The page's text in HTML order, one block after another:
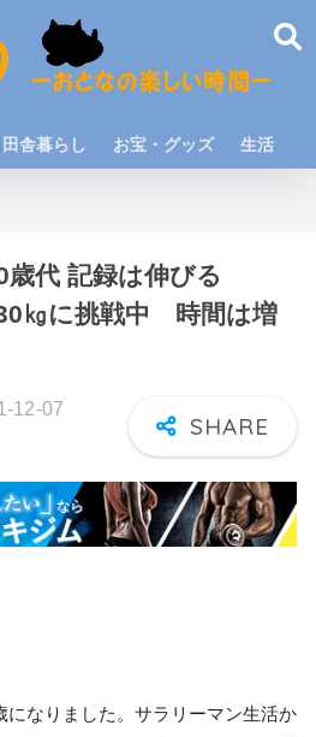
田舎暮らし お宝・グッズ 生活
代 記録は伸びる
㎏に挑戦中 時間は増
12-07
になりました。サラリーマン生活か